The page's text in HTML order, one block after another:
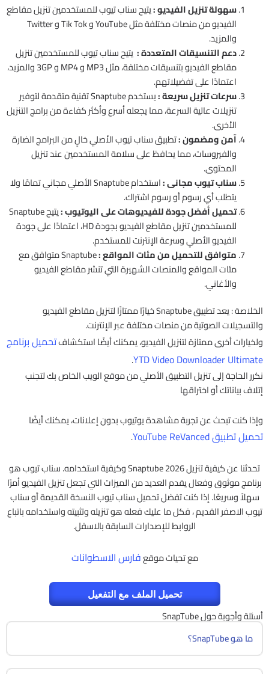
سهولة تنزيل الفيديو :يتيح سناب تيوب للمستخدمين تنزيل مقاطع
الفيديو من منصات مختلفة مثل YouTube و Tik Tok و Twitter
والمزيد.
دعم التنسيقات المتعددة :يتيح سناب تيوب للمستخدمين تنزيل
مقاطع الفيديو بتنسيقات مختلفة، مثل MP3 و MP4 و 3GP والمزيد،
اعتمادًا على تفضيلاتهم.
سرعات تنزيل سريعة :
يستخدم Snaptube تقنية متقدمة لتوفير
تنزيلات عالية السرعة، مما يجعله أسرع وأكثر كفاءة من برامج التنزيل
الأخرى.
آمن ومضمون :تطبيق سناب تيوب الأصلي خالٍ من البرامج الضارة
والفيروسات، مما يحافظ على سلامة المستخدمين عند تنزيل
المحتوى.
سناب تيوب مجانى :
استخدام Snaptube الأصلي مجاني تمامًا ولا
يتطلب أي رسوم أو رسوم اشتراك.
تحميل أفضل جودة للفيديوهات على اليوتيوب :
يتيح Snaptube
للمستخدمين تنزيل مقاطع الفيديو بجودة HD، اعتمادًا على جودة
الفيديو الأصلي وسرعة الإنترنت للمستخدم.
متوافق للتحميل من مئات المواقع :
Snaptube متوافق مع
مئات المواقع والمنصات الشهيرة التي تنشر مقاطع الفيديو
والأغاني.
الخلاصة : يعد تطبيق Snaptube خيارًا ممتازًا لتنزيل مقاطع الفيديو
والتسجيلات الصوتية من منصات مختلفة عبر الإنترنت.
ولخيارات أخرى ممتازة لتنزيل الفيديو، يمكنك أيضًا استكشافتحميل برنامج
YTD Video Downloader Ultimate
.
نكرر الحاجة إلى تنزيل التطبيق الأصلي من موقع الويب الخاص بك لتجنب
إتلاف بياناتك أو اختراقها
وإذا كنت تبحث عن تجربة مشاهدة يوتيوب بدون إعلانات، يمكنك أيضًا
تحميل تطبيق YouTube ReVanced
.
تحدثنا عن كيفية تنزيل Snaptube 2026 وكيفية استخدامه. سناب تيوب هو
برنامج موثوق وفعال يقدم العديد من الميزات التي تجعل تنزيل الفيديو أمرًا
سهلاً وسريعًا. إذا كنت تفضل تحميل سناب تيوب النسخة القديمة أو سناب
تيوب الاصفر القديم ، فكل ما عليك فعله هو تنزيله وتثبيته واستخدامه باتباع
الروابط للإصدارات السابقة بالاسفل.
مع تحيات موقعفارس الاسطوانات
تحميل الملف مع التفعيل
أسئلة وأجوبة حول SnapTube
ما هو SnapTube؟